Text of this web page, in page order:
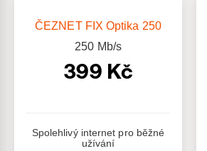
ČEZNET FIX Optika 250
250 Mb/s
399 Kč
Spolehlivý internet pro běžné
užívání